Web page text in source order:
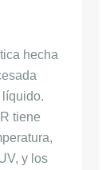
hecha
tiene
y los